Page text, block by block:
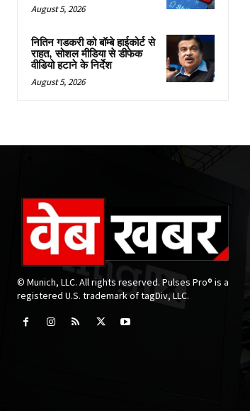
August 5, 2026
नितिन गडकरी को बॉम्बे हाईकोर्ट से
राहत, सोशल मीडिया से डीफेक
वीडियो हटाने के निर्देश
August 5, 2026
© Munich, LLC. All rights reserved. Pulses Pro® is a
registered U.S. trademark of tagDiv, LLC.